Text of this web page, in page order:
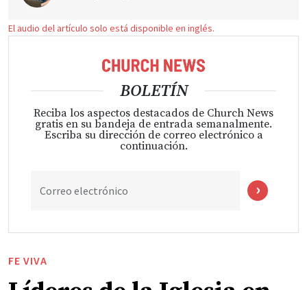
El audio del artículo solo está disponible en inglés.
BOLETÍN
Reciba los aspectos destacados de Church News
gratis en su bandeja de entrada semanalmente.
Escriba su dirección de correo electrónico a
continuación.
Correo electrónico
FE VIVA